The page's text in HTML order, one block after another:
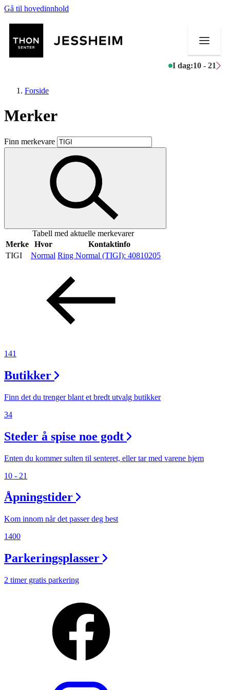
Gå til hovedinnhold
I dag:10 - 21
Butikker
Mat og drikke
Aktiviteter
Inspirasjon
Gavekort
Forside
Merker
Finn merkevare
Tabell med aktuelle merkevarer
Merke
Hvor
Kontaktinfo
TIGI
Normal Ring Normal (TIGI): 40810205
141
Butikker
Finn det du trenger blant et bredt utvalg butikker
34
Steder å spise noe godt
Enten du kommer sulten til senteret, eller tar med varene hjem
10 - 21
Åpningstider
Kom innom når det passer deg best
1400
Parkeringsplasser
2 timer gratis parkering